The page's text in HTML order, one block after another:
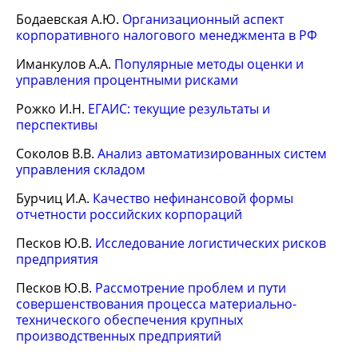
Бодаевская А.Ю. Организационный аспект
корпоративного налогового менеджмента в РФ
Иманкулов А.А. Популярные методы оценки и
управления процентными рисками
Рожко И.Н. ЕГАИС: текущие результаты и
перспективы
Соколов В.В. Анализ автоматизированных систем
управления складом
Бурчиц И.А. Качество нефинансовой формы
отчетности российских корпораций
Песков Ю.В. Исследование логистических рисков
предприятия
Песков Ю.В. Рассмотрение проблем и пути
совершенствования процесса материально-
технического обеспечения крупных
производственных предприятий